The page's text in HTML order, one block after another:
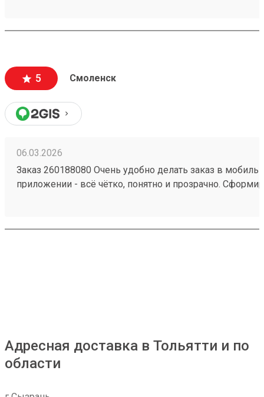
5 Смоленск
06.03.2026
Заказ 260188080 Очень удобно делать заказ в
приложении - всё чётко, понятно и прозрачно.
водитель, забрал груз. В личном кабинете видны все
Адресная доставка в Тольятти и по
области